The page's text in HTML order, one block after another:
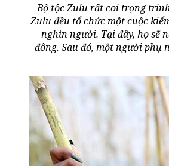
Bộ tộc Zulu rất coi trọng
Zulu đều tổ chức một cuộc
nghìn người. Tại đây, họ sẽ
đông. Sau đó, một người phụ